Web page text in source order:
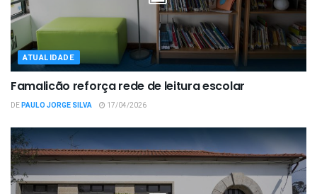
ATUALIDADE
Famalicão reforça rede de leitura escolar
DEPAULO JORGE SILVA 17/04/2026